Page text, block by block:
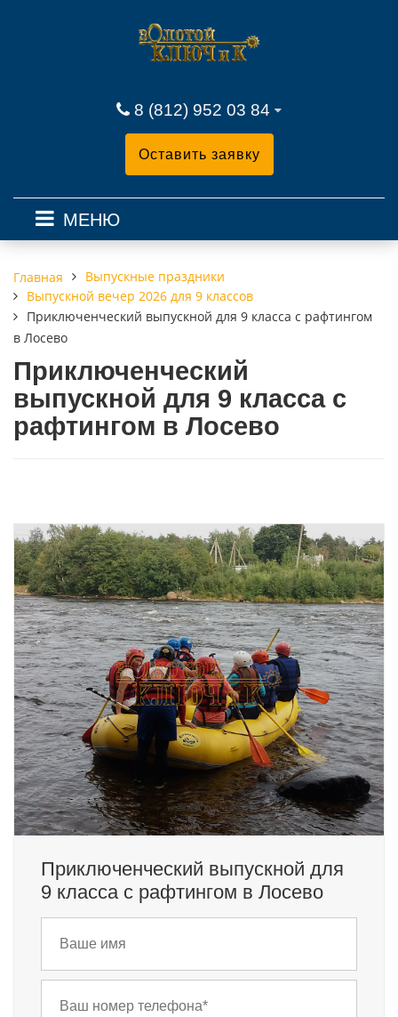
8 (812) 952 03 84
Оставить заявку
МЕНЮ
Главная
Выпускные праздники
Выпускной вечер 2026 для 9 классов
Приключенческий выпускной для 9 класса с рафтингом
в Лосево
Приключенческий
выпускной для 9 класса с
рафтингом в Лосево
Приключенческий выпускной для
9 класса с рафтингом в Лосево